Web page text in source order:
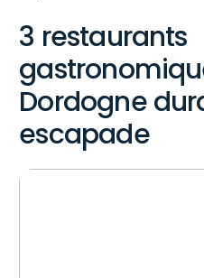
3 restaurants
Dordogne
escapade